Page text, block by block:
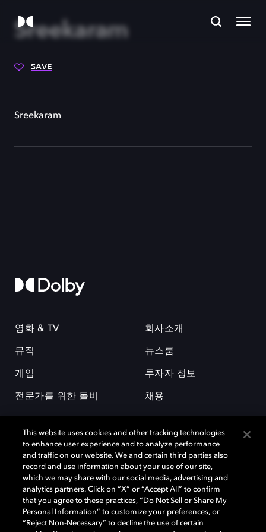
Sreekaram
SAVE
Sreekaram
영화 & TV
뮤직
게임
전문가를 위한 돌비
회사소개
뉴스룸
투자자 정보
채용
돌비(Dolby)와 double-D 심볼은 미국 및 기타 국가 돌비래버러토리스
(Dolby Laboratories, Inc.)의 등록 및 미등록 상표이다. 그 밖에 다른 자료에
기재된 상표는 해당 상표 소유권자의 등록상표로 유지된다. © 2025 Dolby
Laboratories, Inc. All rights reserved.
This website uses cookies and other tracking technologies
to enhance user experience and to analyze performance
and traffic on our website. We and certain third parties also
record and use information about your use of our site,
which we may share with our social media, advertising and
analytics partners. Click on “X” or “Accept All” to confirm
that you agree to these practices, “Do Not Sell or Share My
Personal Information” to customize your preferences, or
“Reject Non-Necessary” to decline the use of certain